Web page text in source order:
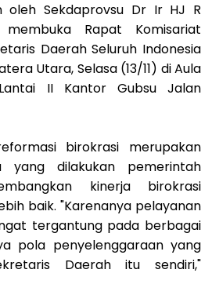
oleh Sekdaprovsu Dr Ir HJ R
Rapat Komisariat
Daerah Seluruh Indonesia
Utara, Selasa (13/11) di Aula
II Kantor Gubsu Jalan
birokrasi merupakan
yang dilakukan pemerintah
kinerja birokrasi
baik. "Karenanya pelayanan
tergantung pada berbagai
pola penyelenggaraan yang
Daerah itu sendiri,"